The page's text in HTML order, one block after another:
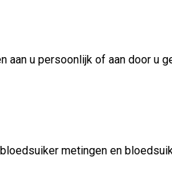
aan u persoonlijk of aan door u
metingen en